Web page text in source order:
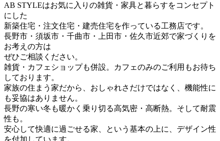
AB STYLEはお気に入りの雑貨・家具と暮らすをコンセプト
にした
新築住宅・注文住宅・建売住宅を作っている工務店です。
長野市・須坂市・千曲市・上田市・佐久市近郊で家づくりを
お考えの方は
ぜひご相談ください。
雑貨・カフェショップも併設。カフェのみのご利用もお待ち
しております。
家族の住まう家だから、おしゃれさだけではなく、機能性に
も妥協はありません。
長野の寒い冬も暖かく乗り切る高気密・高断熱。そして耐震
性も。
安心して快適に過ごせる家、という基本の上に、デザイン性
を付加しています。